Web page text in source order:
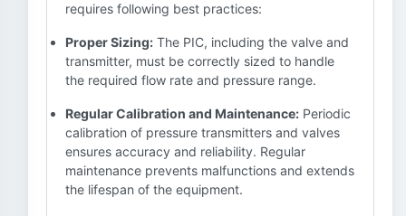
requires following best practices:
Proper Sizing: The PIC, including the valve and
transmitter, must be correctly sized to handle
the required flow rate and pressure range.
Regular Calibration and Maintenance: Periodic
calibration of pressure transmitters and valves
ensures accuracy and reliability. Regular
maintenance prevents malfunctions and extends
the lifespan of the equipment.